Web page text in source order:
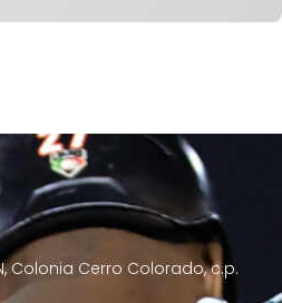
Colonia Cerro Colorado, c.p.